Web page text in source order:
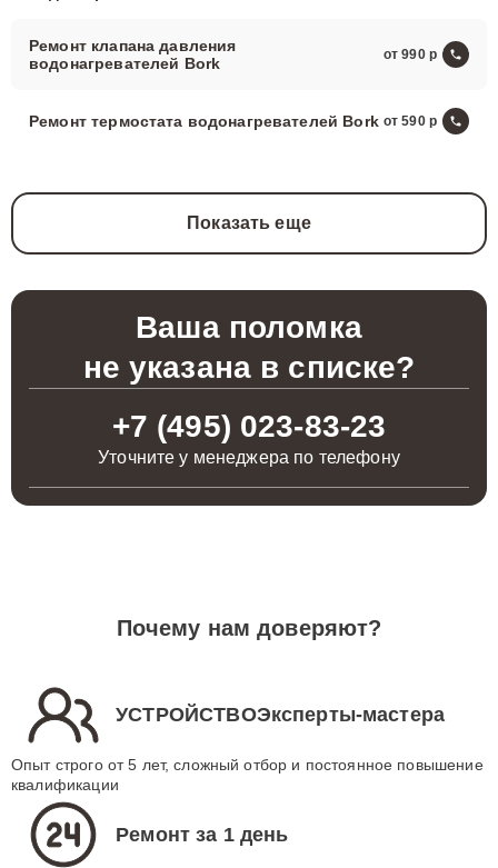
Ремонт клапана давления
водонагревателей Bork
от 990
Ремонт термостата водонагревателей Bork от 590
Показать еще
Ваша поломка
не указана в списке?
+7 (495) 023-83-23
Уточните у менеджера по телефону
Почему нам доверяют?
УСТРОЙСТВОЭксперты-мастера
Опыт строго от 5 лет, сложный отбор и постоянное повышение
квалификации
Ремонт за 1 день